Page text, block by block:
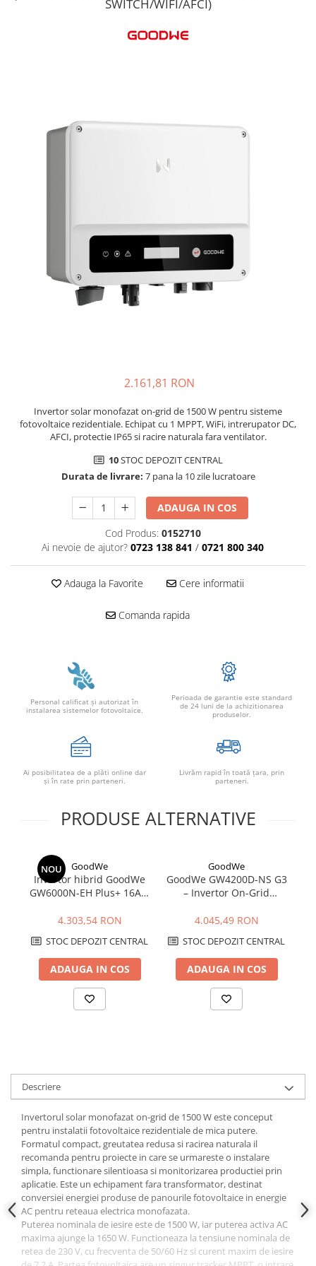
Cabluri semnalizare si control
Cabluri alarma
SWITCH/WIFI/AFCI)
2.161,81 RON
Invertor solar monofazat on-grid de 1500 W pentru sisteme
fotovoltaice rezidentiale. Echipat cu 1 MPPT, WiFi, intrerupator DC,
AFCI, protectie IP65 si racire naturala fara ventilator.
10STOC DEPOZIT CENTRAL
Durata de livrare: 7 pana la 10 zile lucratoare
ADAUGA IN COS
Cod Produs: 0152710
Ai nevoie de ajutor? 0723 138 841 / 0721 800 340
Adauga la Favorite Cere informatii
Comanda rapida
Personal calificat şi autorizat în
instalarea sistemelor fotovoltaice.
Perioada de garantie este standard
de 24 luni de la achizitionarea
produselor.
Ai posibilitatea de a plăti online dar
şi în rate prin parteneri.
Livrăm rapid în toată țara, prin
parteneri.
PRODUSE ALTERNATIVE
NOU GoodWe
Invertor hibrid GoodWe
GW6000N-EH Plus+ 16A 6
IP65
4.303,54 RON
STOC DEPOZIT CENTRAL
ADAUGA IN COS
GoodWe
GoodWe GW4200D-NS G3
– Invertor On-Grid
Eficiență 97.8%
4.045,49 RON
STOC DEPOZIT CENTRAL
ADAUGA IN COS
Descriere
Invertorul solar monofazat on-grid de 1500 W este conceput
pentru instalatii fotovoltaice rezidentiale de mica putere.
Formatul compact, greutatea redusa si racirea naturala il
recomanda pentru proiecte in care se urmareste o instalare
simpla, functionare silentioasa si monitorizarea productiei prin
aplicatie. Este un echipament fara transformator, destinat
conversiei energiei produse de panourile fotovoltaice in energie
AC pentru reteaua electrica monofazata.
Puterea nominala de iesire este de 1500 W, iar puterea activa AC
maxima ajunge la 1650 W. Functioneaza la tensiune nominala de
retea de 230 V, cu frecventa de 50/60 Hz si curent maxim de iesire